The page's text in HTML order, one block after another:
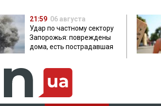
21:59 06 августа
Удар по частному сектору
Запорожья: повреждены
дома, есть пострадавшая